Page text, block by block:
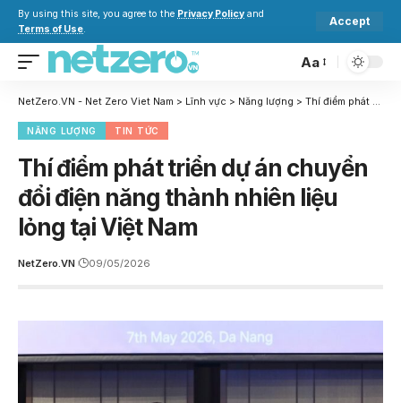
By using this site, you agree to the Privacy Policy and
Terms of Use.
Accept
Aa
NetZero.VN - Net Zero Viet Nam > Lĩnh vực > Năng lượng > Thí điểm phát triển dự án chuyển đổi điện năng thành nhiên liệu lỏng tại Việt Nam
NĂNG LƯỢNG TIN TỨC
Thí điểm phát triển dự án chuyển
đổi điện năng thành nhiên liệu
lỏng tại Việt Nam
NetZero.VN 09/05/2026